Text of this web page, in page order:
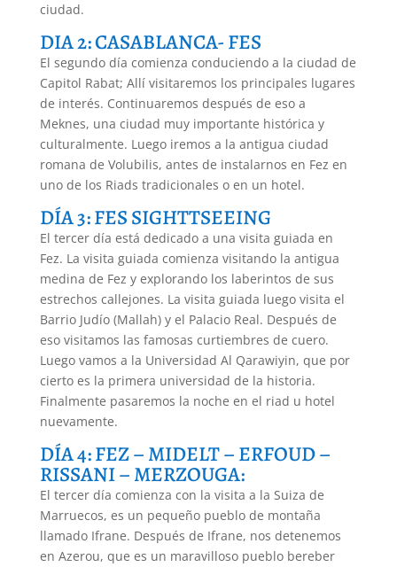
ciudad.
DIA 2: CASABLANCA- FES
El segundo día comienza conduciendo a la ciudad de
Capitol Rabat; Allí visitaremos los principales lugares
de interés. Continuaremos después de eso a
Meknes, una ciudad muy importante histórica y
culturalmente. Luego iremos a la antigua ciudad
romana de Volubilis, antes de instalarnos en Fez en
uno de los Riads tradicionales o en un hotel.
DÍA 3: FES SIGHTTSEEING
El tercer día está dedicado a una visita guiada en
Fez. La visita guiada comienza visitando la antigua
medina de Fez y explorando los laberintos de sus
estrechos callejones. La visita guiada luego visita el
Barrio Judío (Mallah) y el Palacio Real. Después de
eso visitamos las famosas curtiembres de cuero.
Luego vamos a la Universidad Al Qarawiyin, que por
cierto es la primera universidad de la historia.
Finalmente pasaremos la noche en el riad u hotel
nuevamente.
DÍA 4: FEZ – MIDELT – ERFOUD –
RISSANI – MERZOUGA:
El tercer día comienza con la visita a la Suiza de
Marruecos, es un pequeño pueblo de montaña
llamado Ifrane. Después de Ifrane, nos detenemos
en Azerou, que es un maravilloso pueblo bereber